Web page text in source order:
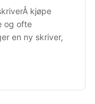
kjøpe
og ofte
en ny skriver,